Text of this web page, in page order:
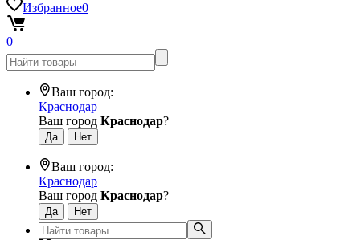
Избранное0
0
Ваш город:
Краснодар
Ваш город Краснодар?
Ваш город:
Краснодар
Ваш город Краснодар?